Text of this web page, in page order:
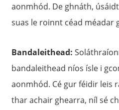
aonmhód. De ghnáth,
suas le roinnt céad méadar
Bandaleithead:
bandaleithead níos ísle i
aonmhód. Cé gur féidir leis
thar achair ghearra, níl sé